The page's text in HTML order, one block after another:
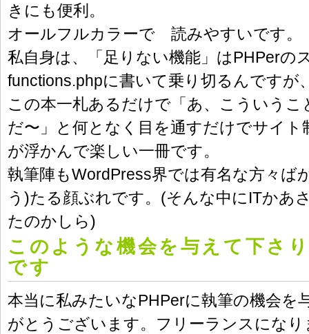
きにも便利。
オールフルカラーで 読みやすいです。
私自身は、「足りない機能」はPHPerの
functions.phpに書いて乗り切るんですが
この本一札あるだけで「あ、こういうこ
だ〜」と何となく目を通すだけでサイト
が浮かんで楽しい一冊です。
執筆陣もWordPress界では有名な方々ば
う)たる顔ぶれです。(そんな中にITかあ
たのかしら)
このような機会を与えて下さ
です
本当に私みたいなPHPerに執筆の機会を
がとうございます。フリーランスにな